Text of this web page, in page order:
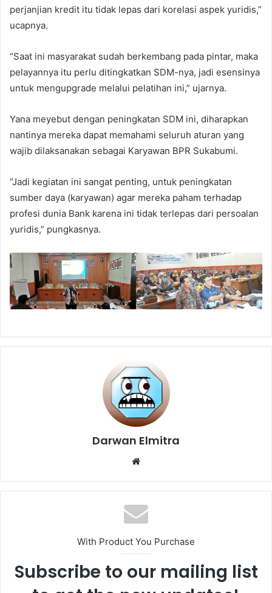
perjanjian kredit itu tidak lepas dari korelasi aspek yuridis,”
ucapnya.
“Saat ini masyarakat sudah berkembang pada pintar, maka
pelayannya itu perlu ditingkatkan SDM-nya, jadi esensinya
untuk mengupgrade melalui pelatihan ini,” ujarnya.
Yana meyebut dengan peningkatan SDM ini, diharapkan
nantinya mereka dapat memahami seluruh aturan yang
wajib dilaksanakan sebagai Karyawan BPR Sukabumi.
“Jadi kegiatan ini sangat penting, untuk peningkatan
sumber daya (karyawan) agar mereka paham terhadap
profesi dunia Bank karena ini tidak terlepas dari persoalan
yuridis,” pungkasnya.
Darwan Elmitra
Website
With Product You Purchase
Subscribe to our mailing list